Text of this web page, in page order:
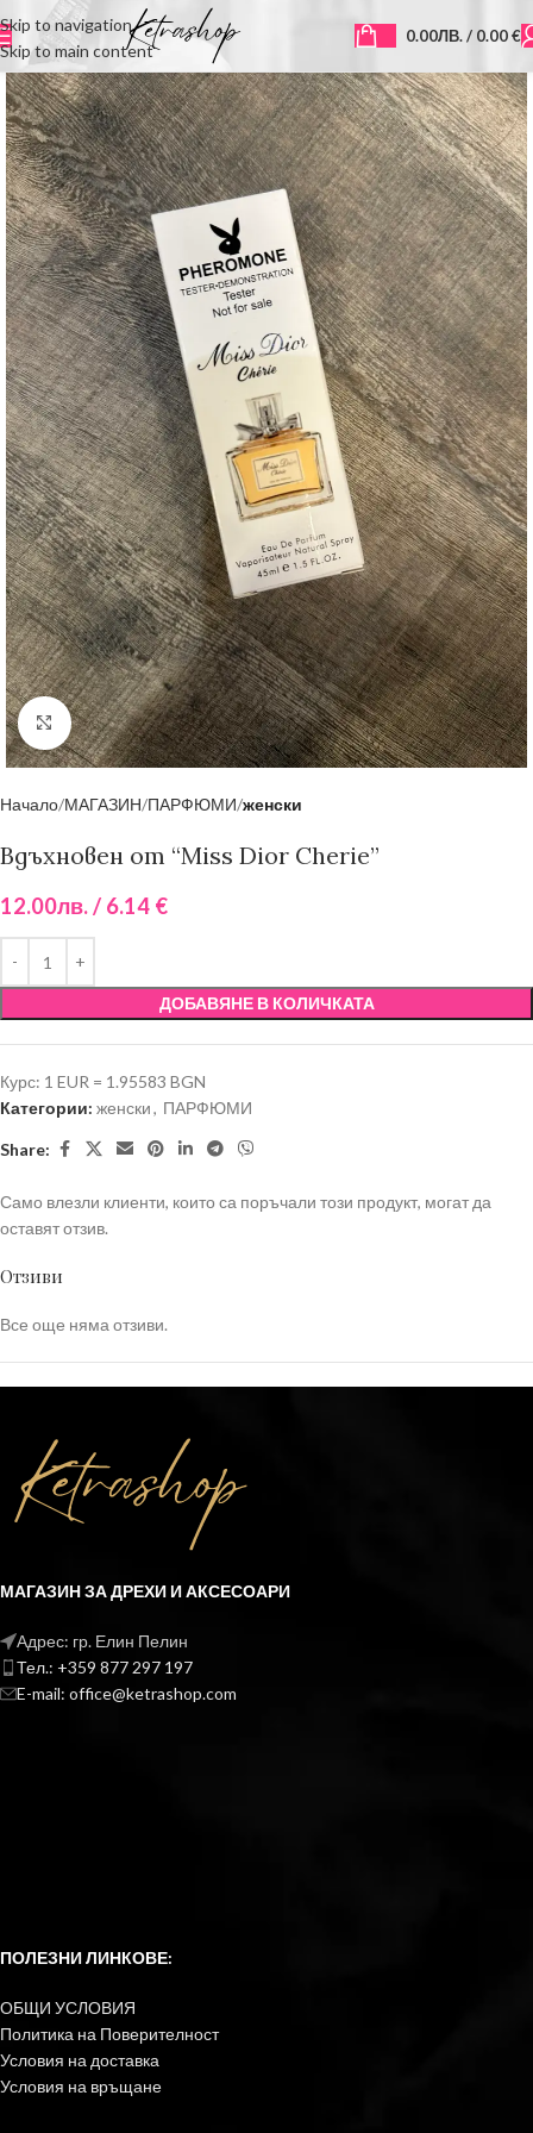
Skip to navigation
Skip to main content
0.00ЛВ./ 0.00 €
Click to enlarge
Начало МАГАЗИН ПАРФЮМИ женски
Вдъхновен от “Miss Dior Cherie”
12.00лв./ 6.14 €
ДОБАВЯНЕ В КОЛИЧКАТА
Курс: 1 EUR = 1.95583 BGN
Категории: женски, ПАРФЮМИ
Share:
Отзиви
Все още няма отзиви.
Само влезли клиенти, които са поръчали този продукт, могат да
оставят отзив.
МАГАЗИН ЗА ДРЕХИ И АКСЕСОАРИ
Адрес: гр. Елин Пелин
Тел.: +359 877 297 197
E-mail: office@ketrashop.com
ПОЛЕЗНИ ЛИНКОВЕ:
ОБЩИ УСЛОВИЯ
Политика на Поверителност
Условия на доставка
Условия на връщане